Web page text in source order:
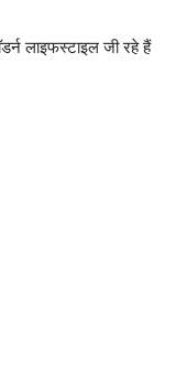
लाइफस्टाइल जी रहे हैं